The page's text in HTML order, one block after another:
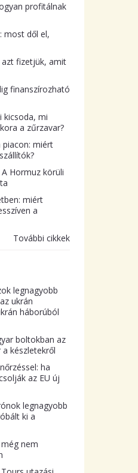
profitálnak
most dől el,
fizetjük, amit
finanszírozható
kicsoda, mi
a zűrzavar?
piacon: miért
Hormuz körüli
miért
a
További cikkek
legnagyobb
ukrán
háborúból
boltokban az
készletekről
ha
az EU új
legnagyobb
ki a
nem